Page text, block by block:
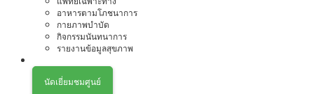
อาหารตามโภชนาการ
กายภาพบำบัด
กิจกรรมนันทนาการ
รายงานข้อมูลสุขภาพ
นัดเยี่ยมชมศูนย์